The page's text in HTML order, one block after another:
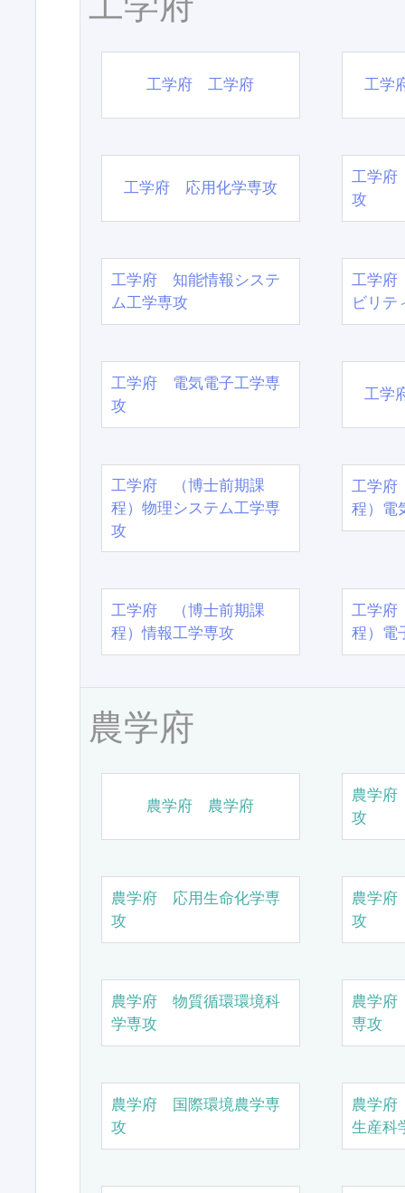
工学府 工学府 工学
工学府 応用化学専攻
工学府
攻
工学府 知能情報システ
ム工学専攻
工学府
ビリテ
工学府 電気電子工学専
攻
工学
工学府 （博士前期課
程）物理システム工学専
攻
工学
程）電
工学府 （博士前期課
程）情報工学専攻
工学
程）電
農学府
農学府 農学府
農学
攻
農学府 応用生命化学専
攻
農学
攻
農学府 物質循環環境科
学専攻
農学
専攻
農学府 国際環境農学専
攻
農学
生産科